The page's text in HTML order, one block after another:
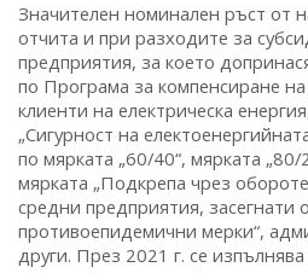
Значителен номинален ръст от
отчита и при разходите за
предприятия, за което
по Програма за компенсиране
клиенти на електрическа
„Сигурност на
по мярката „60/40“, мярката „80/
мярката „Подкрепа чрез
средни предприятия, засегнати
противоепидемични мерки“,
други. През 2021 г. се